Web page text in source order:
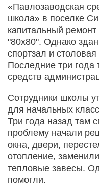
«Павлозаводская
школа» в поселке
капитальный
"80х80". Однако
спортзал и
Последние три года
средств
Сотрудники школы
для начальных
Три года назад там
проблему начали
окна, двери,
отопление,
тепловые завесы.
помогли.